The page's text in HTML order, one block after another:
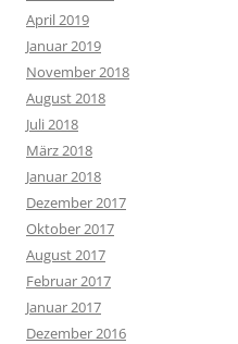
April 2019
Januar 2019
November 2018
August 2018
Juli 2018
März 2018
Januar 2018
Dezember 2017
Oktober 2017
August 2017
Februar 2017
Januar 2017
Dezember 2016